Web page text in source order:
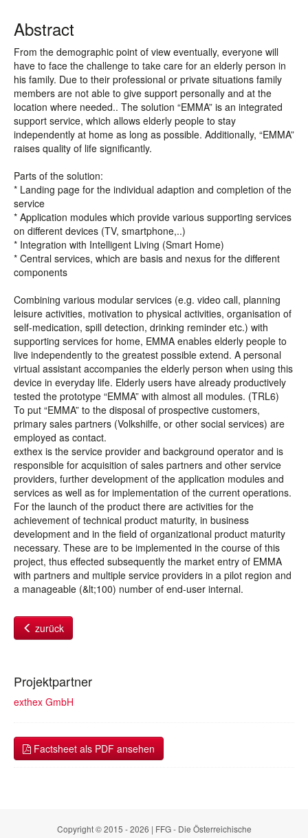
Abstract
From the demographic point of view eventually, everyone will
have to face the challenge to take care for an elderly person in
his family. Due to their professional or private situations family
members are not able to give support personally and at the
location where needed.. The solution “EMMA” is an integrated
support service, which allows elderly people to stay
independently at home as long as possible. Additionally, “EMMA”
raises quality of life significantly.
Parts of the solution:
* Landing page for the individual adaption and completion of the
service
* Application modules which provide various supporting services
on different devices (TV, smartphone,..)
* Integration with Intelligent Living (Smart Home)
* Central services, which are basis and nexus for the different
components
Combining various modular services (e.g. video call, planning
leisure activities, motivation to physical activities, organisation of
self-medication, spill detection, drinking reminder etc.) with
supporting services for home, EMMA enables elderly people to
live independently to the greatest possible extend. A personal
virtual assistant accompanies the elderly person when using this
device in everyday life. Elderly users have already productively
tested the prototype “EMMA” with almost all modules. (TRL6)
To put “EMMA” to the disposal of prospective customers,
primary sales partners (Volkshilfe, or other social services) are
employed as contact.
exthex is the service provider and background operator and is
responsible for acquisition of sales partners and other service
providers, further development of the application modules and
services as well as for implementation of the current operations.
For the launch of the product there are activities for the
achievement of technical product maturity, in business
development and in the field of organizational product maturity
necessary. These are to be implemented in the course of this
project, thus effected subsequently the market entry of EMMA
with partners and multiple service providers in a pilot region and
a manageable (&lt;100) number of end-user internal.
zurück
Projektpartner
exthex GmbH
Factsheet als PDF ansehen
Copyright © 2015 - 2026 | FFG - Die Österreichische